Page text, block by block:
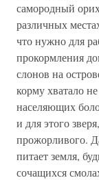
самородный
различных
что нужно для
прокормления
слонов на
корму хватало
населяющих
и для этого
прожорливого.
питает земля,
сочащихся